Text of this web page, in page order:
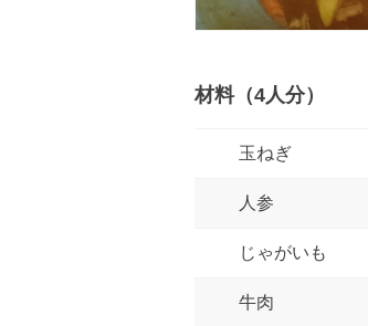
材料（4人分）
玉ねぎ
人参
じゃがいも
牛肉